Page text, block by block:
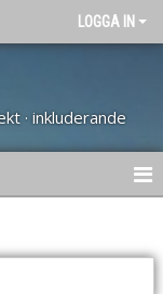
LOGGA IN
· inkluderande